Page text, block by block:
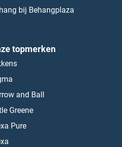
bij Behangplaza
topmerken
and Ball
Greene
Pure